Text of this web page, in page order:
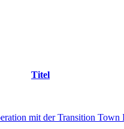
Titel
mit der Transition Town